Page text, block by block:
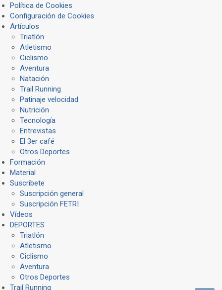
Política de Cookies
Configuración de Cookies
Artículos
Triatlón
Atletismo
Ciclismo
Aventura
Natación
Trail Running
Patinaje velocidad
Nutrición
Tecnología
Entrevistas
El 3er café
Otros Deportes
Formación
Material
Suscríbete
Suscripción general
Suscripción FETRI
Vídeos
DEPORTES
Triatlón
Atletismo
Ciclismo
Aventura
Otros Deportes
Trail Running